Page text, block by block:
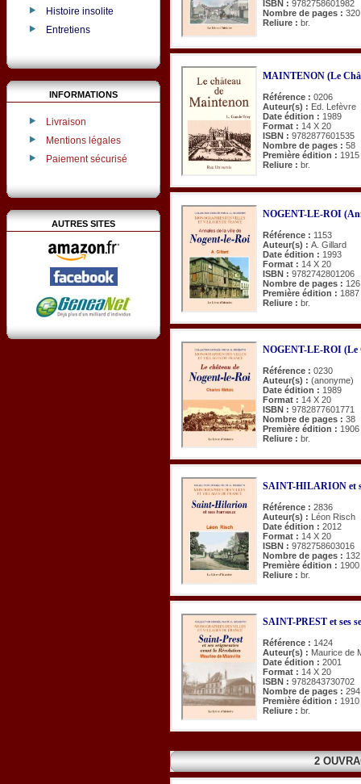
Histoire insolite
Entretiens
INFORMATIONS
Livraison
Mentions légales
Paiement sécurisé
AUTRES SITES
ISBN : 9782758601982
Nombre de pages : 320
Reliure : br.
MAINTENON (Le
Référence : 0206
Auteur(s) : Ed. Lefèvre
Date édition : 1989
Format : 14 X 20
ISBN : 9782877601535
Nombre de pages : 58
Première édition : 1915
Reliure : br.
NOGENT-LE-ROI
Référence : 1153
Auteur(s) : A. Gillard
Date édition : 1993
Format : 14 X 20
ISBN : 9782742801206
Nombre de pages : 126
Première édition : 1887
Reliure : br.
NOGENT-LE-ROI (Le
Référence : 0230
Auteur(s) : (anonyme)
Date édition : 1989
Format : 14 X 20
ISBN : 9782877601771
Nombre de pages : 38
Première édition : 1906
Reliure : br.
SAINT-HILARION et
Référence : 2836
Auteur(s) : Léon Risch
Date édition : 2012
Format : 14 X 20
ISBN : 9782758603016
Nombre de pages : 132
Première édition : 1900
Reliure : br.
SAINT-PREST et ses
Référence : 1424
Auteur(s) : Maurice de
Date édition : 2001
Format : 14 X 20
ISBN : 9782843730702
Nombre de pages : 294
Première édition : 1910
Reliure : br.
2